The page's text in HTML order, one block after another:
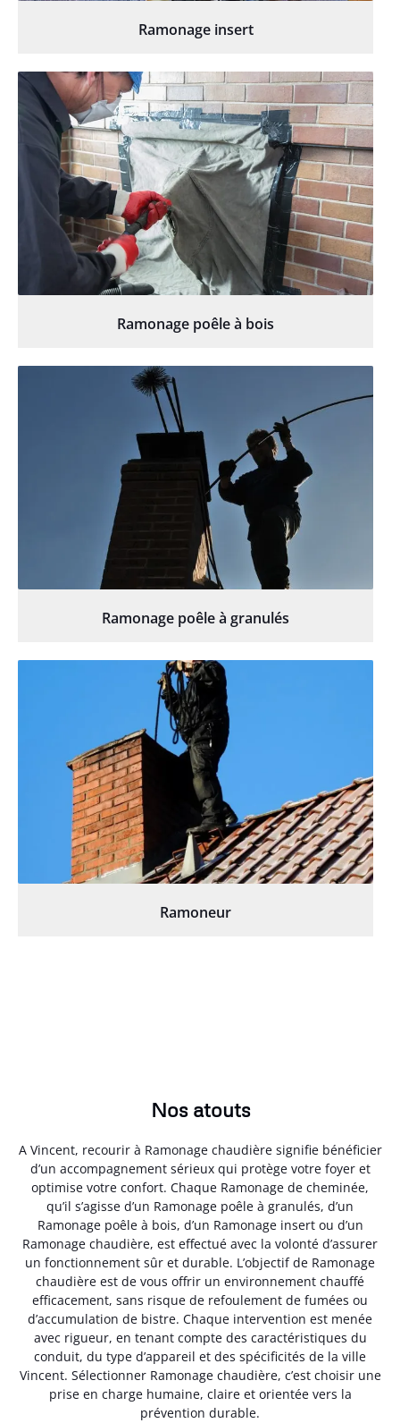
Ramonage insert
Ramonage poêle à bois
Ramonage poêle à granulés
Ramoneur
Nos atouts
A Vincent, recourir à Ramonage chaudière signifie bénéficier
d’un accompagnement sérieux qui protège votre foyer et
optimise votre confort. Chaque Ramonage de cheminée,
qu’il s’agisse d’un Ramonage poêle à granulés, d’un
Ramonage poêle à bois, d’un Ramonage insert ou d’un
Ramonage chaudière, est effectué avec la volonté d’assurer
un fonctionnement sûr et durable. L’objectif de Ramonage
chaudière est de vous offrir un environnement chauffé
efficacement, sans risque de refoulement de fumées ou
d’accumulation de bistre. Chaque intervention est menée
avec rigueur, en tenant compte des caractéristiques du
conduit, du type d’appareil et des spécificités de la ville
Vincent. Sélectionner Ramonage chaudière, c’est choisir une
prise en charge humaine, claire et orientée vers la
prévention durable.